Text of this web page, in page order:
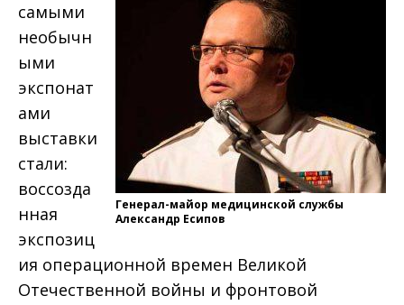
Генерал-майор медицинской службы
Александр Есипов
самыми
необычн
ыми
экспонат
ами
выставки
стали:
воссозда
нная
экспозиц
ия операционной времен Великой
Отечественной войны и фронтовой